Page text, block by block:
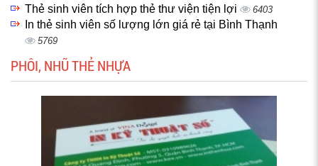
Thẻ sinh viên tích hợp thẻ thư viện tiện lợi 6403
In thẻ sinh viên số lượng lớn giá rẻ tại Bình Thạnh
5769
PHÔI, NHŨ THẺ NHỰA